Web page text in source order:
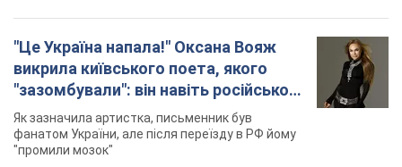
"Це Україна напала!" Оксана Вояж
викрила київського поета, якого
"зазомбували": він навіть російської
не знав, а тепер хоче геноциду
українців
Як зазначила артистка, письменник був
фанатом України, але після переїзду в РФ йому
"промили мозок"